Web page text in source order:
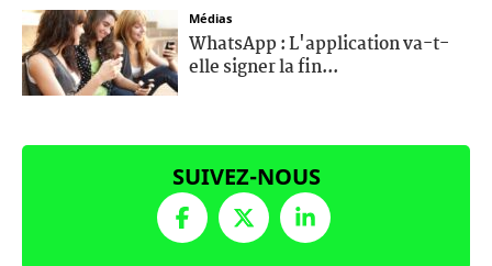
Médias
WhatsApp : L'application va-t-
elle signer la fin...
SUIVEZ-NOUS